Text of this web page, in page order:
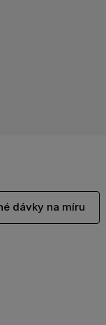
dávky na míru